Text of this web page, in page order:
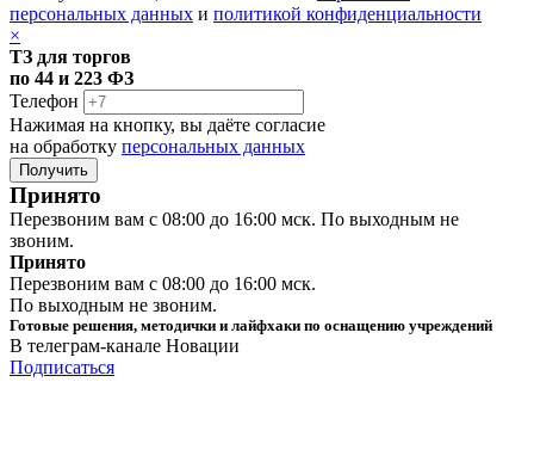
Нажимая на кнопку, вы даёте согласие
на обработку
Принято
Перезвоним вам с 08:00 до 16:00 мск. По выходным не
звоним.
Принято
Перезвоним вам с 08:00 до 16:00 мск.
По выходным не звоним.
Готовые решения, методички и лайфхаки по оснащению учреждений
В телеграм-канале Новации
Подписаться